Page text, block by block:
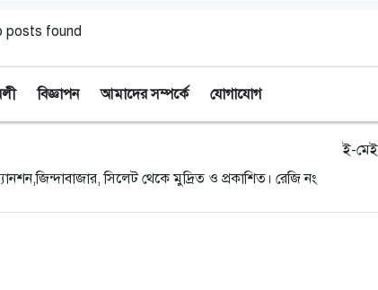
posts found
বিজ্ঞাপন আমাদের সম্পর্কে যোগাযোগ
সিলেট থেকে মুদ্রিত ও প্রকাশিত। রেজি নং
ই-